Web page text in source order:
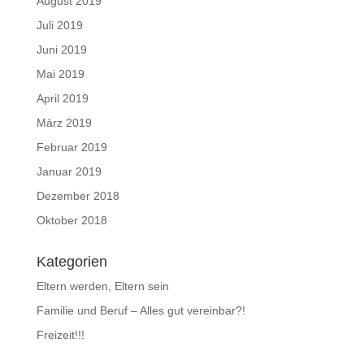
Juli 2019
Juni 2019
Mai 2019
April 2019
März 2019
Februar 2019
Januar 2019
Dezember 2018
Oktober 2018
Kategorien
Eltern werden, Eltern sein
Familie und Beruf – Alles gut vereinbar?!
Freizeit!!!